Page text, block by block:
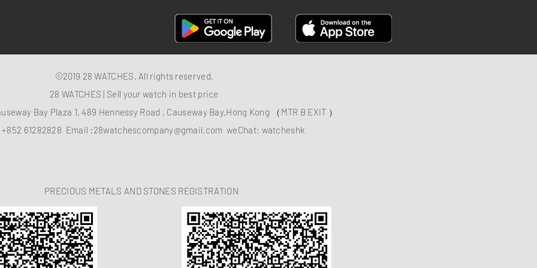
©2019 28 WATCHES. All rights reserved.
28 WATCHES | Sell your watch in best price
Bay Plaza 1, 489 Hennessy Road , Causeway Bay,Hong Kong （MTR B EXIT ）
+852 61282828 Email : 28watchescompany@gmail.com weChat: watcheshk
PRECIOUS METALS AND STONES REGISTRATION